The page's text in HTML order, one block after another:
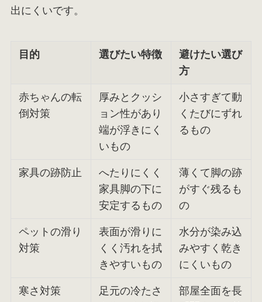
出にくいです。
目的 選びたい特徴
避けたい選び
方
赤ちゃんの転
倒対策
厚みとクッシ
ョン性があり
端が浮きにく
いもの
小さすぎて動
くたびにずれ
るもの
家具の跡防止
へたりにくく
家具脚の下に
安定するもの
薄くて脚の跡
がすぐ残るも
の
ペットの滑り
対策
表面が滑りに
くく汚れを拭
きやすいもの
水分が染み込
みやすく乾き
にくいもの
寒さ対策
足元の冷たさ
部屋全面を長